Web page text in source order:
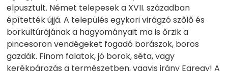
elpusztult. Német telepesek a XVII. században
építették újjá. A település egykori virágzó szőlő és
borkultúrájának a hagyományait ma is őrzik a
pincesoron vendégeket fogadó borászok, boros
gazdák. Finom falatok, jó borok, séta, vagy
kerékpározás a természetben, vagyis irány Egregy! A